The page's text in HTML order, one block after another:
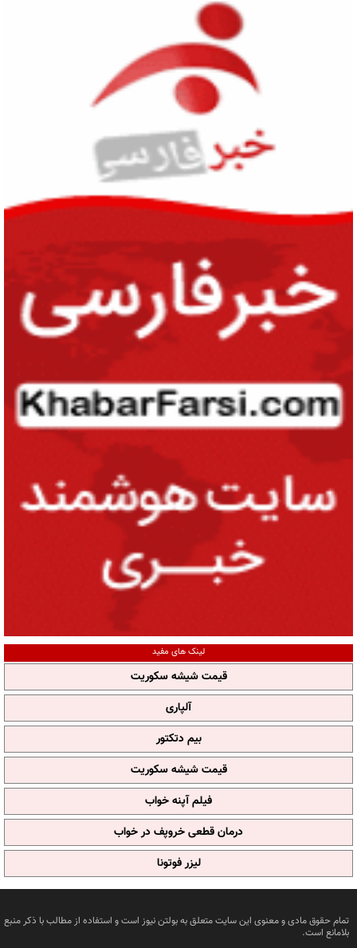
لینک های مفید
قیمت شیشه سکوریت
آلپاری
بیم دتکتور
قیمت شیشه سکوریت
فیلم آپنه خواب
درمان قطعی خروپف در خواب
لیزر فوتونا
تمام حقوق مادی و معنوی این سایت متعلق به بولتن نیوز است و استفاده از مطالب با ذکر منبع
بلامانع است.